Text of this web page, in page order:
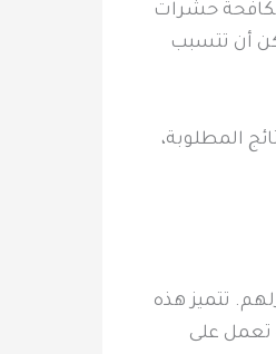
مكافحة حشرات
أن تتسبب
المطلوبة،
تتميز هذه
تعمل على